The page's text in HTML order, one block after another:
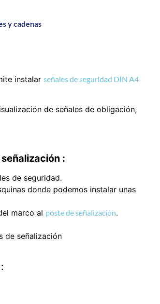
y cadenas
instalar señales de seguridad DIN A4
de señales de obligación,
:
de seguridad.
donde podemos instalar unas
marco al poste de señalización.
de señalización